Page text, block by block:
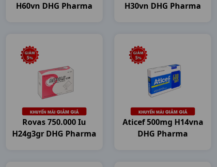
H60vn DHG Pharma
H30vn DHG Pharma
Rovas 750.000 Iu
H24g3gr DHG Pharma
Aticef 500mg H14vna
DHG Pharma